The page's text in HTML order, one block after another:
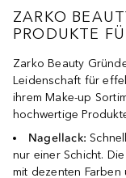
ZARKO
PRODUKTE
Zarko Beauty
Leidenschaft für
ihrem Make-up
hochwertige
Nagellack:
nur einer Schicht.
mit dezenten